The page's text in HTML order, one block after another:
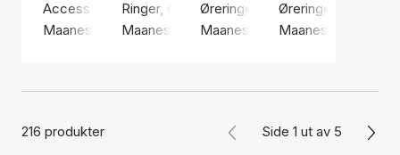
Accessories, Gul / Bomull
Maanesten
Ringer, Gullfarge / Gullbelagt sterlingsølv 925
Maanesten
Øreringer, Gullfarge / Gullbelagt
Maanesten
Øreringer, Sølv
Maanesten
216 produkter Side 1 ut av 5